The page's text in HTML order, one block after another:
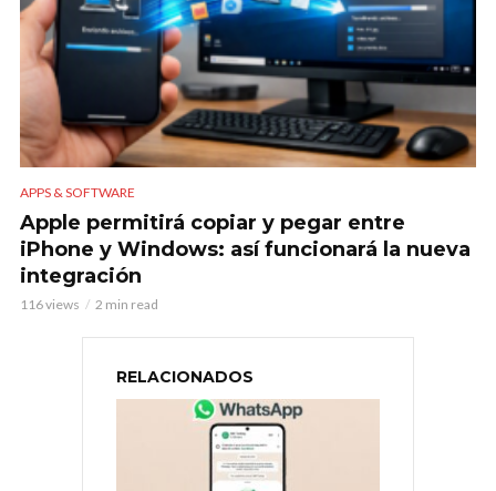
APPS & SOFTWARE
Apple permitirá copiar y pegar entre
iPhone y Windows: así funcionará la nueva
integración
116 views 2 min read
RELACIONADOS